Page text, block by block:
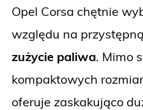
Opel Corsa chętnie
względu na
zużycie paliwa. Mimo
kompaktowych
oferuje zaskakująco